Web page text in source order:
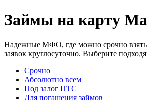
Займы на карту
Надежные МФО, где можно срочно взять
заявок круглосуточно. Выберите
Срочно
Абсолютно всем
Под залог ПТС
Для погашения займов